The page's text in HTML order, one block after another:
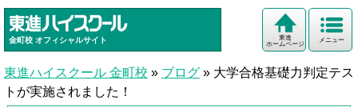
金町校 オフィシャルサイト メニュー
東進
ホームページ
東進ハイスクール 金町校 » ブログ » 大学合格基礎力判定テス
トが実施されました！